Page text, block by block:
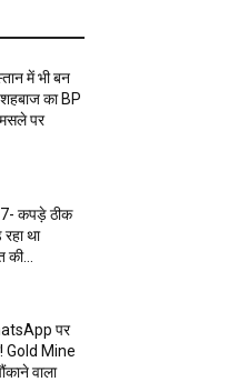
में भी बन
शहबाज का BP
पर
कपड़े ठीक
था
पर
Gold Mine
वाला